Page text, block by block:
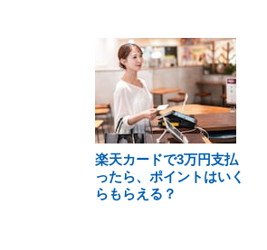
楽天カードで3万円支払
ったら、ポイントはいく
らもらえる？